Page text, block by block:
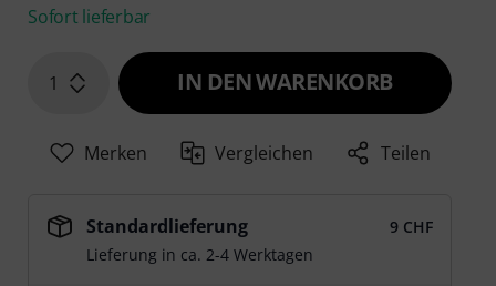
Sofort lieferbar
1 IN DEN WARENKORB
Merken Vergleichen Teilen
Standardlieferung
9 CHF
Lieferung in ca. 2-4 Werktagen